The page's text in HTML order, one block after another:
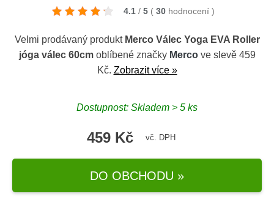
4.1 / 5 ( 30 hodnocení )
Velmi prodávaný produkt Merco Válec Yoga EVA Roller
jóga válec 60cmoblíbené značky Mercove slevě 459
Kč. Zobrazit více »
Dostupnost: Skladem > 5 ks
459 Kč vč. DPH
DO OBCHODU »